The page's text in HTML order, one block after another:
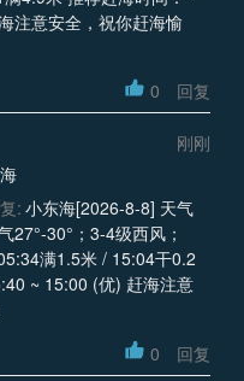
注意安全，祝你赶海愉
0 回复
刚刚
: 小东海[2026-8-8] 天气
27°-30°；3-4级西风；
满1.5米 / 15:04干0.2
~ 15:00 (优) 赶海注意
0 回复